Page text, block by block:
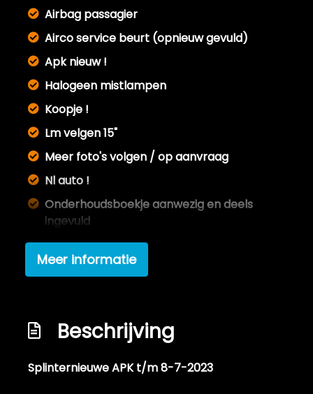
Airbag passagier
Airco service beurt (opnieuw gevuld)
Apk nieuw !
Halogeen mistlampen
Koopje !
Lm velgen 15"
Meer foto's volgen / op aanvraag
Nl auto !
Onderhoudsboekje aanwezig en deels
ingevuld
Uitlaat (deels) vervangen
Velgen hebben wat stoeprandschades
Interieur
Achterbank in delen neerklapbaar
Airco
Meer informatie
Beschrijving
Splinternieuwe APK t/m 8-7-2023